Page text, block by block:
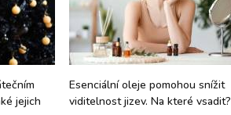
jejich
Esenciální oleje pomohou snížit
viditelnost jizev. Na které vsadit?